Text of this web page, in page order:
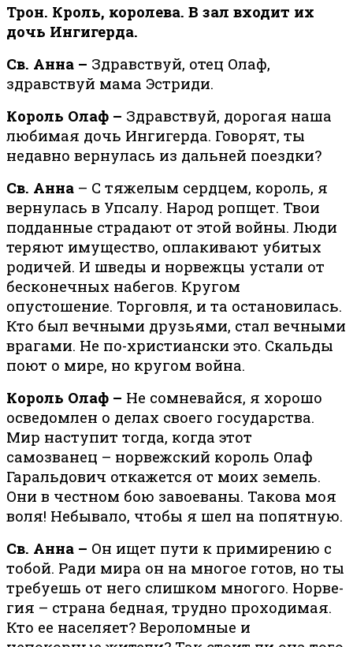
Трон. Кроль, королева. В зал входит их
дочь Ингигерда.
Св. Анна – Здравствуй, отец Олаф,
здравствуй мама Эстриди.
Король Олаф – Здравствуй, дорогая наша
любимая дочь Ингигерда. Говорят, ты
недавно вернулась из дальней поездки?
Св. Анна – С тяжелым сердцем, король, я
вернулась в Упса­лу. Народ ропщет. Твои
под­дан­ные стра­да­ют от этой вой­ны. Люди
теряют имущество, оплакивают убитых
родичей. И шведы и норвежцы устали от
бесконечных набегов. Кругом
опустошение. Торговля, и та остановилась.
Кто был вечными друзьями, стал вечными
врагами. Не по-христиански это. Скальды
поют о мире, но кругом война.
Король Олаф – Не сомневайся, я хорошо
осведомлен о делах своего государства.
Мир наступит тогда, когда этот
самозванец – норвежский король Олаф
Гаральдович откажется от моих земель.
Они в честном бою завоеваны. Такова моя
воля! Небывало, чтобы я шел на попятную.
Св. Анна – Он ищет пути к примирению с
тобой. Ради мира он на многое готов, но ты
требуешь от него слишком многого. Нор­ве­
гия – стра­на бед­ная, труд­но про­хо­ди­мая.
Кто ее населяет? Вероломные и